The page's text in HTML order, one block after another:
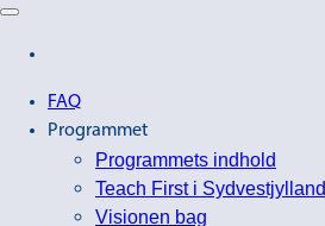
FAQ
Programmet
Programmets indhold
Teach First i Sydvestjylland
Visionen bag